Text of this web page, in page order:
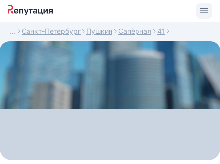
Санкт-Петербург Пушкин Сапёрная 41